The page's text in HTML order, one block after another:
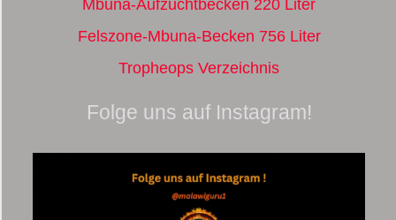
Mbuna-Aufzuchtbecken 220 Liter
Felszone-Mbuna-Becken 756 Liter
Tropheops Verzeichnis
Folge uns auf Instagram!